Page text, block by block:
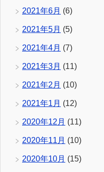
2021年6月 (6)
2021年5月 (5)
2021年4月 (7)
2021年3月 (11)
2021年2月 (10)
2021年1月 (12)
2020年12月 (11)
2020年11月 (10)
2020年10月 (15)